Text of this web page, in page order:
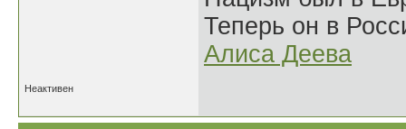
Теперь он в
Алиса Деева
Неактивен